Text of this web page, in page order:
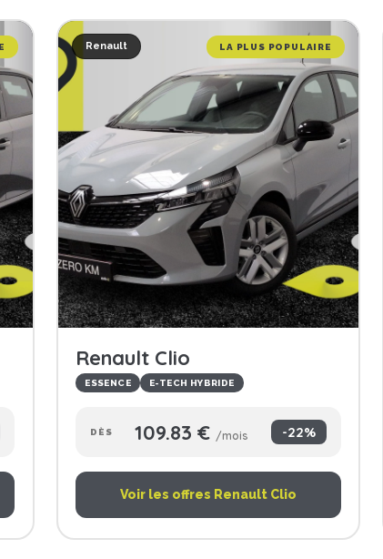
LA PLUS POPULAIRE
Renault
Renault Clio
ESSENCE E-TECH HYBRIDE
DÈS 109.83 € /mois -22%
Voir les offres Renault Clio